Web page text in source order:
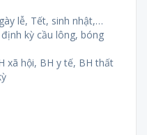
lễ, Tết, sinh nhật,…
kỳ cầu lông, bóng
xã hội, BH y tế, BH thất